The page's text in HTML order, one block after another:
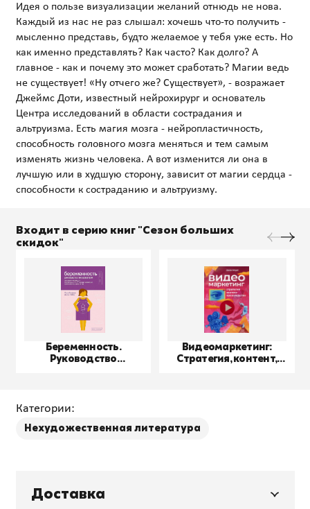
Идея о пользе визуализации желаний отнюдь не нова.
Каждый из нас не раз слышал: хочешь что-то получить -
мысленно представь, будто желаемое у тебя уже есть. Но
как именно представлять? Как часто? Как долго? А
главное - как и почему это может сработать? Магии ведь
не существует! «Ну отчего же? Существует», - возражает
Джеймс Доти, известный нейрохирург и основатель
Центра исследований в области сострадания и
альтруизма. Есть магия мозга - нейропластичность,
способность головного мозга меняться и тем самым
изменять жизнь человека. А вот изменится ли она в
лучшую или в худшую сторону, зависит от магии сердца -
Входит в серию книг "Сезон больших
скидок"
Беременность.
Руководство
Видеомаркетинг:
Стратегия, контент,
Категории:
Нехудожественная литература
Доставка